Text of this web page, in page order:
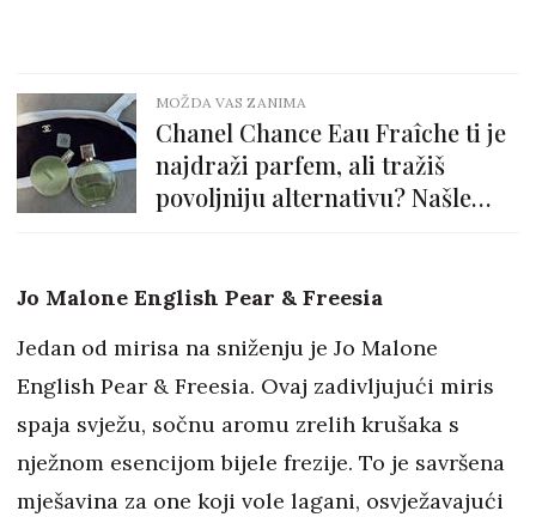
MOŽDA VAS ZANIMA
Chanel Chance Eau Fraîche ti je
najdraži parfem, ali tražiš
povoljniju alternativu? Našle
Jo Malone English Pear & Freesia
Jedan od mirisa na sniženju je Jo Malone
English Pear & Freesia. Ovaj zadivljujući miris
spaja svježu, sočnu aromu zrelih krušaka s
nježnom esencijom bijele frezije. To je savršena
mješavina za one koji vole lagani, osvježavajući